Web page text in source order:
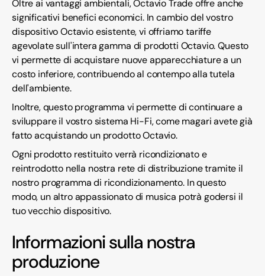
Oltre ai vantaggi ambientali, Octavio Trade offre anche
significativi benefici economici. In cambio del vostro
dispositivo Octavio esistente, vi offriamo tariffe
agevolate sull'intera gamma di prodotti Octavio. Questo
vi permette di acquistare nuove apparecchiature a un
costo inferiore, contribuendo al contempo alla tutela
dell'ambiente.
Inoltre, questo programma vi permette di continuare a
sviluppare il vostro sistema Hi-Fi, come magari avete già
fatto acquistando un prodotto Octavio.
Ogni prodotto restituito verrà ricondizionato e
reintrodotto nella nostra rete di distribuzione tramite il
nostro programma di ricondizionamento. In questo
modo, un altro appassionato di musica potrà godersi il
tuo vecchio dispositivo.
Informazioni sulla nostra
produzione